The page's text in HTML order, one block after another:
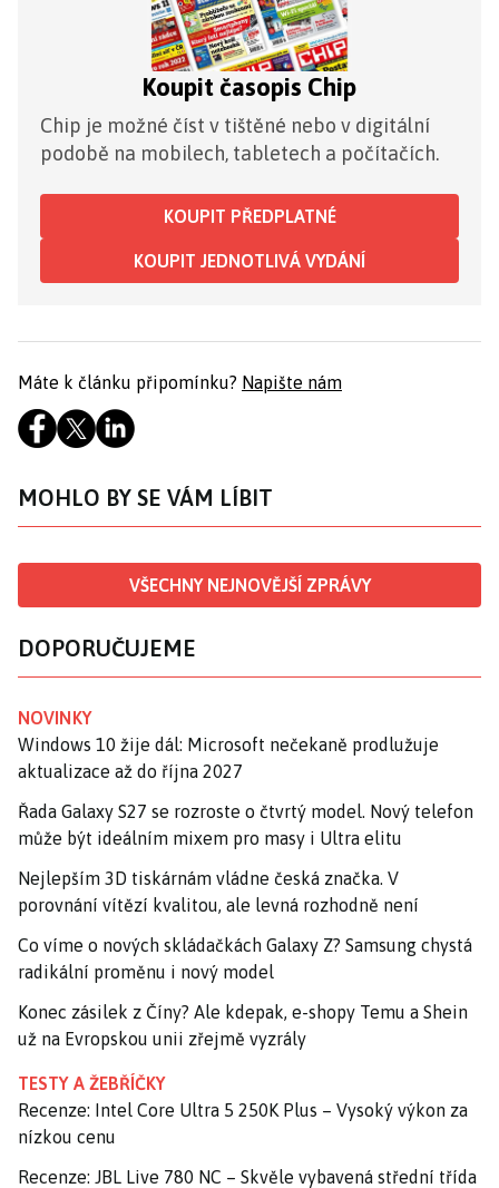
Koupit časopis Chip
Chip je možné číst v tištěné nebo v digitální
podobě na mobilech, tabletech a počítačích.
KOUPIT PŘEDPLATNÉ
KOUPIT JEDNOTLIVÁ VYDÁNÍ
Máte k článku připomínku? Napište nám
MOHLO BY SE VÁM LÍBIT
VŠECHNY NEJNOVĚJŠÍ ZPRÁVY
DOPORUČUJEME
NOVINKY
Windows 10 žije dál: Microsoft nečekaně prodlužuje
aktualizace až do října 2027
Řada Galaxy S27 se rozroste o čtvrtý model. Nový telefon
může být ideálním mixem pro masy i Ultra elitu
Nejlepším 3D tiskárnám vládne česká značka. V
porovnání vítězí kvalitou, ale levná rozhodně není
Co víme o nových skládačkách Galaxy Z? Samsung chystá
radikální proměnu i nový model
Konec zásilek z Číny? Ale kdepak, e-shopy Temu a Shein
už na Evropskou unii zřejmě vyzrály
TESTY A ŽEBŘÍČKY
Recenze: Intel Core Ultra 5 250K Plus – Vysoký výkon za
nízkou cenu
Recenze: JBL Live 780 NC – Skvěle vybavená střední třída